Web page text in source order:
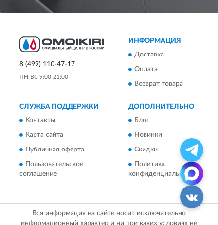
8 (499) 110-47-17
ПН-ВС 9:00-21:00
ИНФОРМАЦИЯ
Доставка
Оплата
Возврат товара
СЛУЖБА ПОДДЕРЖКИ
Контакты
Карта сайта
Публичная оферта
Пользовательское
соглашение
ДОПОЛНИТЕЛЬНО
Блог
Новинки
Скидки
Политика
конфиденциальности
Вся информация на сайте носит исключительно
информационный характер и ни при каких условиях не